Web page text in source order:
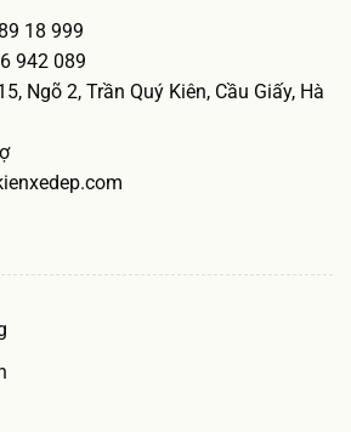
18 999
942 089
Ngõ 2, Trần Quý Kiên, Cầu Giấy, Hà